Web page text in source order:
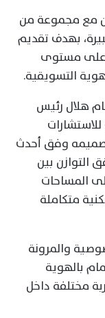
مع مجموعة من
بهدف تقديم
على مستوى
التسويقية.
هلال رئيس
وفق أحدث
التوازن بين
المساحات
متكاملة
والمرونة
بالهوية
مختلفة داخل